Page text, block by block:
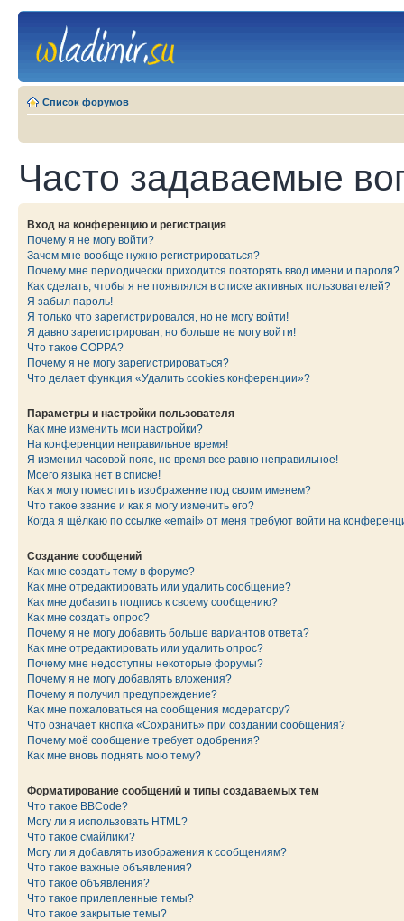
Список форумов
Часто задаваемые
Вход на конференцию и регистрация
Почему я не могу войти?
Зачем мне вообще нужно регистрироваться?
Почему мне периодически приходится повторять ввод имени и пароля?
Как сделать, чтобы я не появлялся в списке активных пользователей?
Я забыл пароль!
Я только что зарегистрировался, но не могу войти!
Я давно зарегистрирован, но больше не могу войти!
Что такое COPPA?
Почему я не могу зарегистрироваться?
Что делает функция «Удалить cookies конференции»?
Параметры и настройки пользователя
Как мне изменить мои настройки?
На конференции неправильное время!
Я изменил часовой пояс, но время все равно неправильное!
Моего языка нет в списке!
Как я могу поместить изображение под своим именем?
Что такое звание и как я могу изменить его?
Когда я щёлкаю по ссылке «email» от меня требуют войти на
Создание сообщений
Как мне создать тему в форуме?
Как мне отредактировать или удалить сообщение?
Как мне добавить подпись к своему сообщению?
Как мне создать опрос?
Почему я не могу добавить больше вариантов ответа?
Как мне отредактировать или удалить опрос?
Почему мне недоступны некоторые форумы?
Почему я не могу добавлять вложения?
Почему я получил предупреждение?
Как мне пожаловаться на сообщения модератору?
Что означает кнопка «Сохранить» при создании сообщения?
Почему моё сообщение требует одобрения?
Как мне вновь поднять мою тему?
Форматирование сообщений и типы создаваемых тем
Что такое BBCode?
Могу ли я использовать HTML?
Что такое смайлики?
Могу ли я добавлять изображения к сообщениям?
Что такое важные объявления?
Что такое объявления?
Что такое прилепленные темы?
Что такое закрытые темы?